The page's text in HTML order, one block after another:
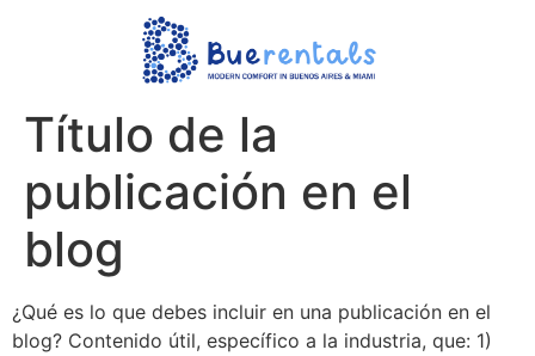
Título de la
publicación en el
blog
¿Qué es lo que debes incluir en una publicación en el
blog? Contenido útil, específico a la industria, que: 1)